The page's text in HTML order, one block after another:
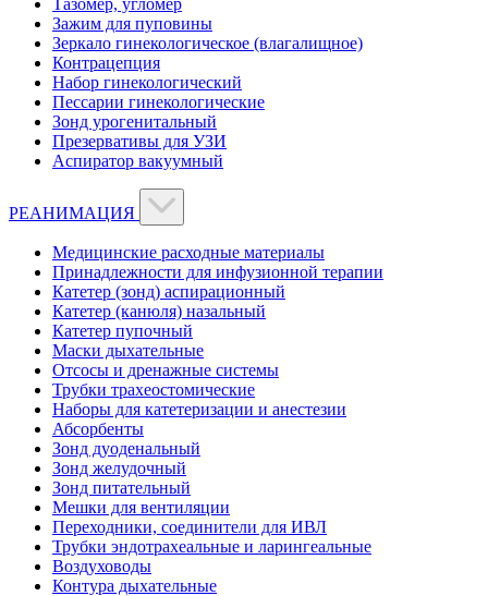
Зажим для пуповины
Зеркало гинекологическое (влагалищное)
Контрацепция
Набор гинекологический
Пессарии гинекологические
Зонд урогенитальный
Презервативы для УЗИ
Аспиратор вакуумный
РЕАНИМАЦИЯ
Медицинские расходные материалы
Принадлежности для инфузионной терапии
Катетер (зонд) аспирационный
Катетер (канюля) назальный
Катетер пупочный
Маски дыхательные
Отсосы и дренажные системы
Трубки трахеостомические
Наборы для катетеризации и анестезии
Абсорбенты
Зонд дуоденальный
Зонд желудочный
Зонд питательный
Мешки для вентиляции
Переходники, соединители для ИВЛ
Трубки эндотрахеальные и ларингеальные
Воздуховоды
Контура дыхательные